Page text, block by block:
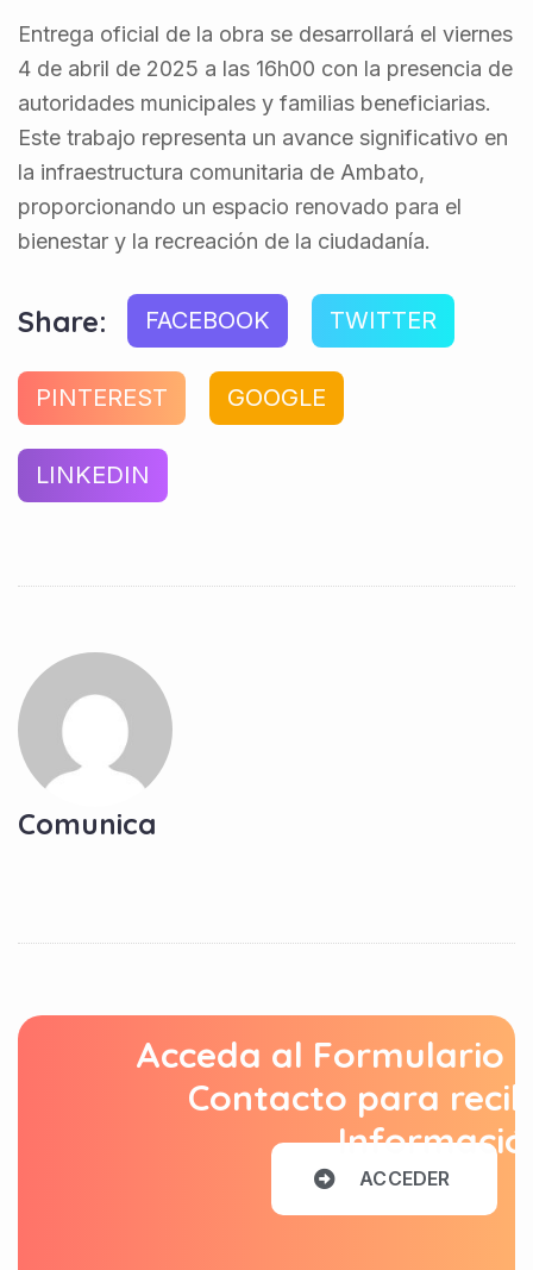
Entrega oficial de la obra se desarrollará el viernes
4 de abril de 2025 a las 16h00 con la presencia de
autoridades municipales y familias beneficiarias.
Este trabajo representa un avance significativo en
la infraestructura comunitaria de Ambato,
proporcionando un espacio renovado para el
bienestar y la recreación de la ciudadanía.
Share: FACEBOOK TWITTER
PINTEREST GOOGLE
LINKEDIN
Comunica
Acceda al Formulario
Contacto para
ACCEDER